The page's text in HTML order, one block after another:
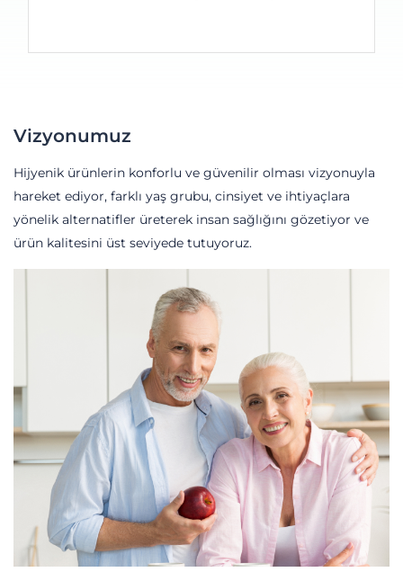
Vizyonumuz
Hijyenik ürünlerin konforlu ve güvenilir olması vizyonuyla
hareket ediyor, farklı yaş grubu, cinsiyet ve ihtiyaçlara
yönelik alternatifler üreterek insan sağlığını gözetiyor ve
ürün kalitesini üst seviyede tutuyoruz.